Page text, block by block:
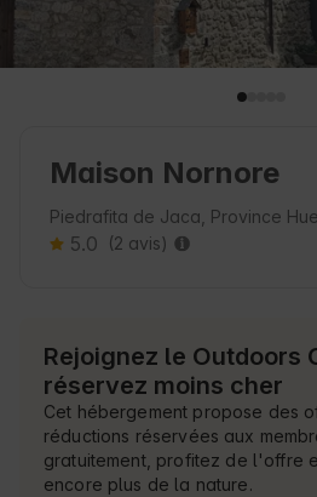
Maison Nornore
Piedrafita de Jaca, Province
5.0 (2 avis)
Rejoignez le Outdoors
réservez moins cher
Cet hébergement propose des
réductions réservées aux
gratuitement, profitez de l'offre
encore plus de la nature.